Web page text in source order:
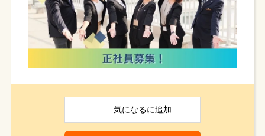
庫管理などの日常経理。部門別損益の作成、決算
書類準備、支払調書・償却資産明細の作成も担当。
不動産・リフォーム特有（契約金処理、リフォーム口
座管理、空室の電気・水道料の管理/支払）や、ホー
ルディングス・関連会社の月次経理など、幅広い実
務で成長できます。
火災保険等の新規/更新、保証会社の契約金管理・
気になるに追加